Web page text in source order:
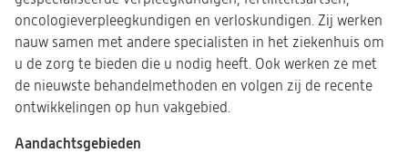
oncologieverpleegkundigen en verloskundigen. Zij werken
nauw samen met andere specialisten in het ziekenhuis om
u de zorg te bieden die u nodig heeft. Ook werken ze met
de nieuwste behandelmethoden en volgen zij de recente
ontwikkelingen op hun vakgebied.
Aandachtsgebieden